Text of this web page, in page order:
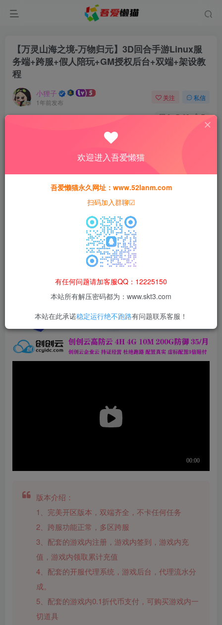
【万灵山海之境-万物归元】3D回合手游Linux服
务端+跨服+假人陪玩+GM授权后台+双端+架设教
程
小狸子
1年前发布
关注 私信
0 62 7
此内容为付费资源，请付费后查看
猫粮30
15
本站所有资源均为网络收集整理而来，仅供学习研究使用，请在下
载后24h内删除，谢谢合作！
本站资源仅用于学习交流，禁止商业运营与违法、侵权
等非法行为；资源下载后请于 24 小时内删除，违规后
果由使用者自行承担。
版本介绍：
1、完美开区版本，双端齐全，不卡任何任务
2、跨服功能正常，多区跨服
3、配套的游戏内注册，游戏内签到，游戏内充
值，游戏内领取累计充值
4、配套的开服代理系统，游戏后台，代理流水分
成。
5、配套的游戏内0.1折代币支付，可购买游戏内一
切道具
欢迎进入吾爱懒猫
吾爱懒猫永久网址：www.52lanm.com
扫码加入群聊☑
有任何问题请加客服QQ：12225150
本站所有解压密码都为：www.skt3.com
本站在此承诺稳定运行绝不跑路有问题联系客服！